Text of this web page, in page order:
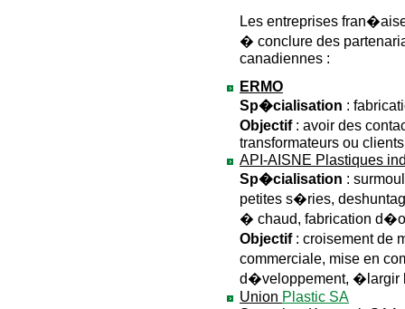
Les entreprises
� conclure des
canadiennes :
ERMO
Sp�cialisation :
Objectif: avoir des
transformateurs ou
API-AISNE Plastiques
Sp�cialisation :
petites s�ries,
� chaud, fabrication
Objectif: croisement de
commerciale, mise en
d�veloppement, �largir
Union Plastic SA